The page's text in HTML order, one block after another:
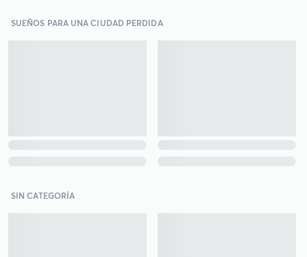
SUEÑOS PARA UNA CIUDAD PERDIDA
SIN CATEGORÍA